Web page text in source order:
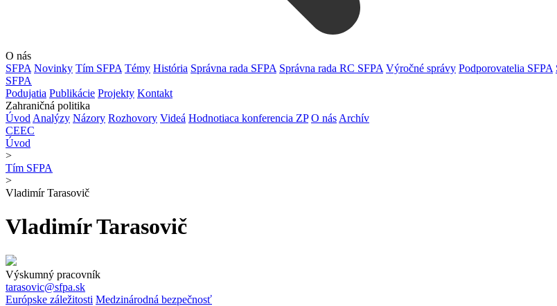
O nás
SFPA Novinky Tím SFPA Témy História Správna rada SFPA Správna rada RC SFPA Výročné správy Podporovatelia SFPA
SFPA
Podujatia Publikácie Projekty Kontakt
Zahraničná politika
Úvod Analýzy Názory Rozhovory Videá Hodnotiaca konferencia ZP O nás Archív
CEEC
Úvod
>
Tím SFPA
>
Vladimír Tarasovič
Vladimír Tarasovič
Výskumný pracovník
tarasovic@sfpa.sk
Európske záležitosti Medzinárodná bezpečnosť